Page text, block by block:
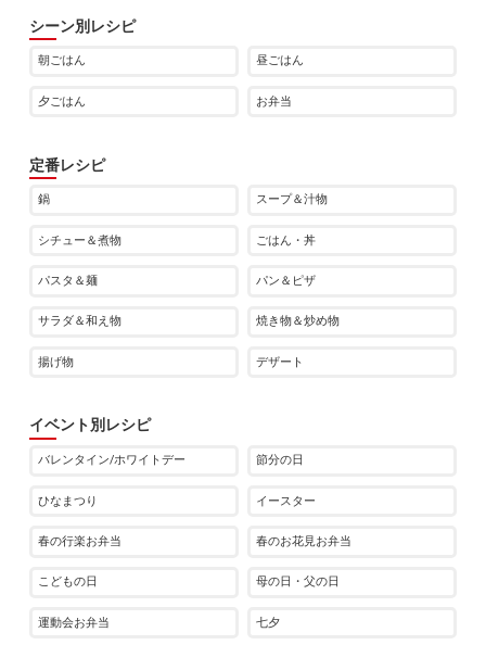
シーン別レシピ
朝ごはん 昼ごはん
夕ごはん お弁当
定番レシピ
鍋 スープ＆汁物
シチュー＆煮物 ごはん・丼
パスタ＆麺 パン＆ピザ
サラダ＆和え物 焼き物＆炒め物
揚げ物 デザート
イベント別レシピ
バレンタイン/ホワイトデー 節分の日
ひなまつり イースター
春の行楽お弁当 春のお花見お弁当
こどもの日 母の日・父の日
運動会お弁当 七夕